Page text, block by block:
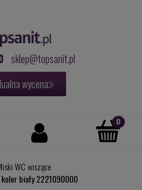
sklep@topsanit.pl
wycena
WC wiszące
biały 2221090000